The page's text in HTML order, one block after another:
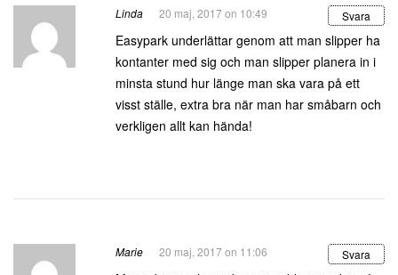
Linda 20 maj, 2017 on 10:49 Svara
Easypark underlättar genom att man slipper ha
kontanter med sig och man slipper planera in i
minsta stund hur länge man ska vara på ett
visst ställe, extra bra när man har småbarn och
verkligen allt kan hända!
Marie 20 maj, 2017 on 11:06 Svara